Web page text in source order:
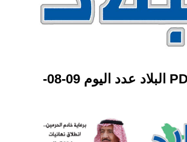
تحميل PDF البلاد عدد اليوم 09-08-